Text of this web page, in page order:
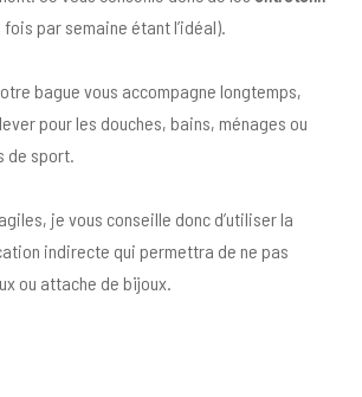
par semaine étant l’idéal).
bague vous accompagne longtemps,
pour les douches, bains, ménages ou
de sport.
je vous conseille donc d’utiliser la
indirecte qui permettra de ne pas
ou attache de bijoux.